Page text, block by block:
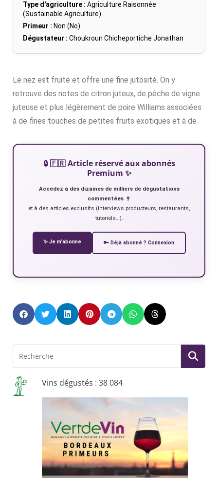
Type d'agriculture : Agriculture Raisonnée
(Sustainable Agriculture)
Primeur : Non (No)
Dégustateur : Choukroun Chicheportiche Jonathan
Le nez est fruité et offre une fine jutosité. On y
retrouve des notes de citron juteux, de pêche de vigne
juteuse et plus légèrement de poire Williams associées
à de fines touches de petites fruits exotiques et à de
🔒 🇫🇷 Article réservé aux abonnés
Premium ✨
Accédez à des dizaines de milliers de dégustations
commentées 🍷
et à des articles exclusifs (interviews producteurs, restaurants,
tutoriels…).
✨ Je m’abonne 🔑 Déjà abonné ? Connexion
Vins dégustés : 38 084